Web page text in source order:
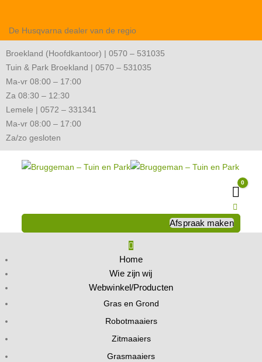
De Husqvarna dealer van de regio
Broekland (Hoofdkantoor) | 0570 – 531035
Tuin & Park Broekland | 0570 – 531035
Ma-vr 08:00 – 17:00
Za 08:30 – 12:30
Lemele | 0572 – 331341
Ma-vr 08:00 – 17:00
Za/zo gesloten
0
Afspraak maken
Home
Wie zijn wij
Webwinkel/Producten
Gras en Grond
Robotmaaiers
Zitmaaiers
Grasmaaiers